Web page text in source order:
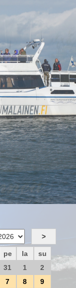
pe la
su
31 1
2
7 8
9